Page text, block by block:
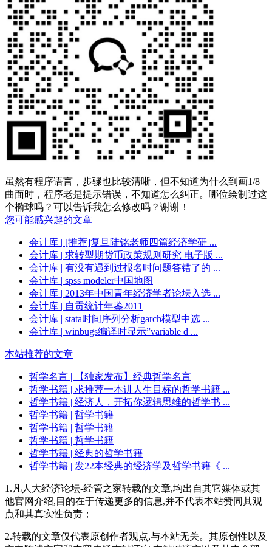
虽然有程序语言，步骤也比较清晰，但不知道为什么到画1/8
曲面时，程序老是提示错误，不知道怎么纠正。哪位绘制过这
个椭球吗？可以告诉我怎么修改吗？谢谢！
您可能感兴趣的文章
会计库 | [推荐]复旦陆铭老师四篇经济学研 ...
会计库 | 求转型期货币政策规则研究 电子版 ...
会计库 | 有没有遇到过报名时问题答错了的 ...
会计库 | spss modeler中国地图
会计库 | 2013年中国青年经济学者论坛入选 ...
会计库 | 自贡统计年鉴2011
会计库 | stata时间序列分析garch模型中选 ...
会计库 | winbugs编译时显示”variable d ...
本站推荐的文章
哲学名言 | 【独家发布】经典哲学名言
哲学书籍 | 求推荐一本讲人生目标的哲学书籍 ...
哲学书籍 | 经济人，开拓你逻辑思维的哲学书 ...
哲学书籍 | 哲学书籍
哲学书籍 | 哲学书籍
哲学书籍 | 哲学书籍
哲学书籍 | 经典的哲学书籍
哲学书籍 | 发22本经典的经济学及哲学书籍《 ...
1.凡人大经济论坛-经管之家转载的文章,均出自其它媒体或其
他官网介绍,目的在于传递更多的信息,并不代表本站赞同其观
点和其真实性负责；
2.转载的文章仅代表原创作者观点,与本站无关。其原创性以及